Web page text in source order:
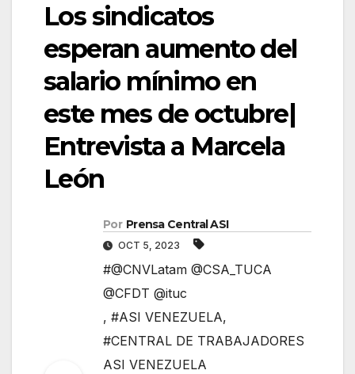
Los sindicatos
esperan aumento del
salario mínimo en
este mes de octubre|
Entrevista a Marcela
León
Por Prensa Central ASI
OCT 5, 2023
#@CNVLatam @CSA_TUCA
@CFDT @ituc
, #ASI VENEZUELA,
#CENTRAL DE TRABAJADORES
ASI VENEZUELA